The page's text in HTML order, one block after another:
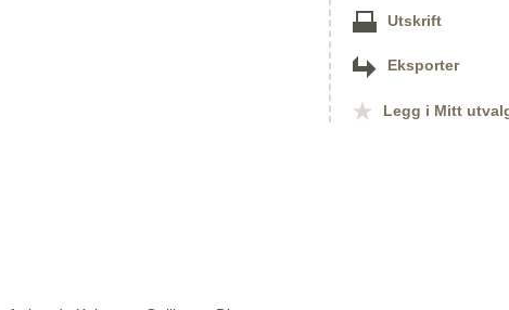
Utskrift
Eksporter
Legg i Mitt